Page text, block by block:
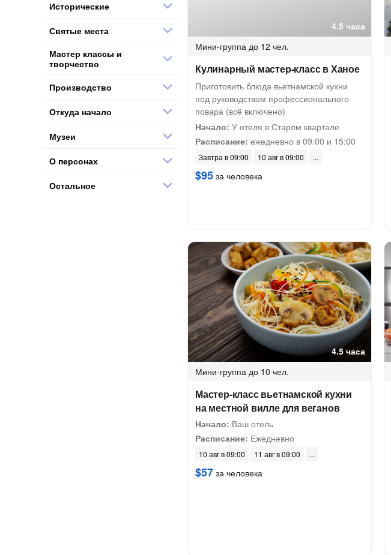
4.5 часа
Мини-группа до 12 чел.
Кулинарный мастер-класс в Ханое
Приготовить блюда вьетнамской кухни
под руководством профессионального
повара (всё включено)
Начало: У отеля в Старом квартале
Расписание: ежедневно в 09:00 и 15:00
Завтра в 09:00 10 авг в 09:00
$95 за человека
4.5 часа
Мини-группа до 10 чел.
Мастер-класс вьетнамской кухни
на местной вилле для веганов
Начало: Ваш отель
Расписание: Ежедневно
10 авг в 09:00 11 авг в 09:00
$57 за человека
Исторические
Святые места
Мастер классы и
творчество
Производство
Откуда начало
Музеи
О персонах
Остальное